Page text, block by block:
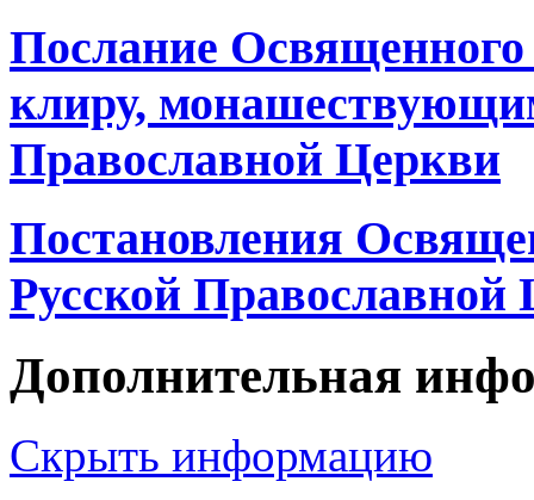
Послание
клиру,
Православной Церкви
Постановления
Русской Православной
Дополнительная
Скрыть информацию